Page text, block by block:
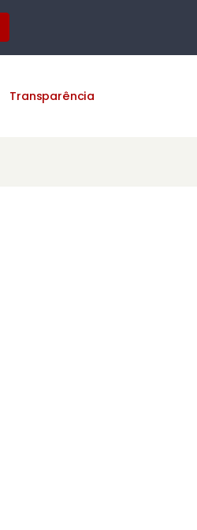
Transparência